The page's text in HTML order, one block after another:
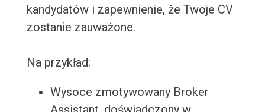
kandydatów i zapewnienie, że Twoje CV
zostanie zauważone.
Na przykład:
Wysoce zmotywowany Broker